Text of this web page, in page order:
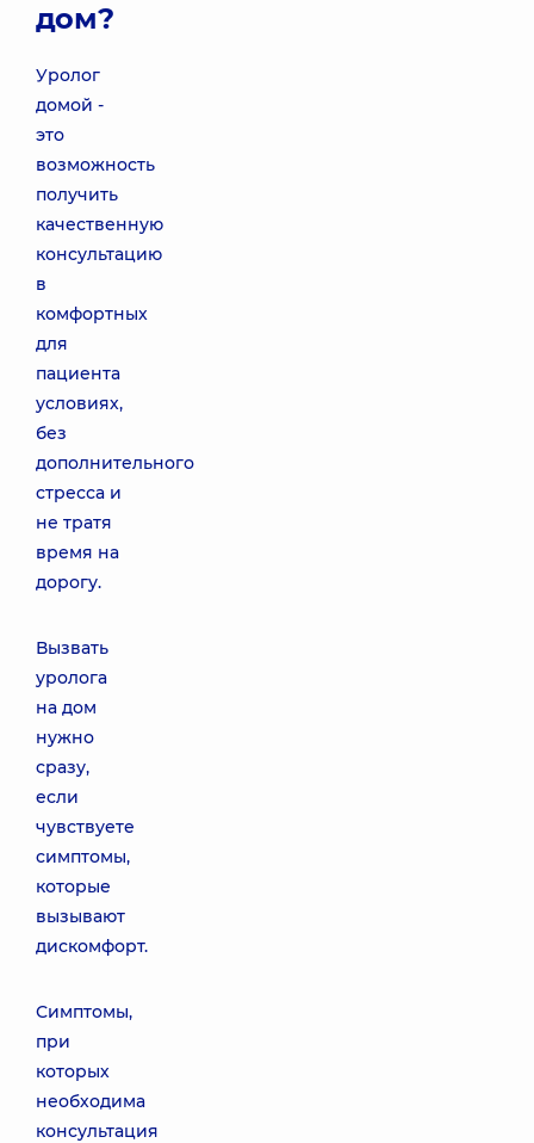
дом?
Уролог
домой -
это
возможность
получить
качественную
консультацию
в
комфортных
для
пациента
условиях,
без
дополнительного
стресса и
не тратя
время на
дорогу.
Вызвать
уролога
на дом
нужно
сразу,
если
чувствуете
симптомы,
которые
вызывают
дискомфорт.
Симптомы,
при
которых
необходима
консультация